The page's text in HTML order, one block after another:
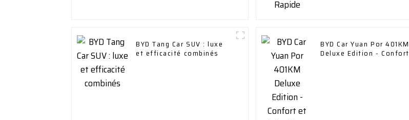
BYD Tang Car SUV : luxe
et efficacité combinés
BYD Car Yuan Por 401KM
Deluxe Edition - Confort